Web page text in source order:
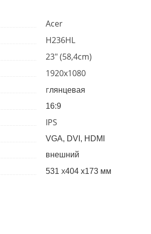
Acer
H236HL
23" (58,4cm)
1920x1080
глянцевая
16:9
IPS
VGA, DVI, HDMI
внешний
531 x404 x173 мм